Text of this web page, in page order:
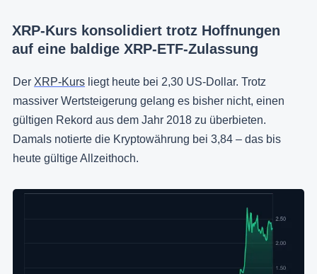
XRP-Kurs konsolidiert trotz Hoffnungen
auf eine baldige XRP-ETF-Zulassung
Der XRP-Kurs liegt heute bei 2,30 US-Dollar. Trotz
massiver Wertsteigerung gelang es bisher nicht, einen
gültigen Rekord aus dem Jahr 2018 zu überbieten.
Damals notierte die Kryptowährung bei 3,84 – das bis
heute gültige Allzeithoch.